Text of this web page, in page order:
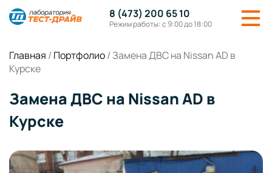
8 (473) 200 65 10
Режим работы: с 9:00 до 18:00
Главная / Портфолио/ Замена ДВС на Nissan AD в
Курске
Замена ДВС на Nissan AD в
Курске